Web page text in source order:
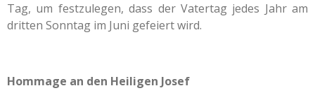
Tag, um festzulegen, dass der Vatertag jedes Jahr am
dritten Sonntag im Juni gefeiert wird.
Hommage an den Heiligen Josef